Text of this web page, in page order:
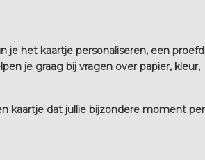
je het kaartje personaliseren, een
je graag bij vragen over papier, kleur,
kaartje dat jullie bijzondere moment